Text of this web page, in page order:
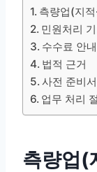
측량업(지적
민원처리
수수료 안내
법적 근거
사전 준비
업무 처리
측량업(